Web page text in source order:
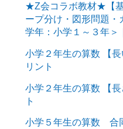
★Z会コラボ教材★【
ープ分け・図形問題・
学年：小学１～３年＞
小学２年生の算数 【
リント
小学２年生の算数 【
ト
小学５年生の算数 合